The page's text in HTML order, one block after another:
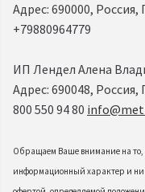
Адрес: 690000,
+79880964779
ИП Лендел Алена
Адрес: 690048,
800 550 94 80
Обращаем Ваше внимание на то,
информационный характер и ни